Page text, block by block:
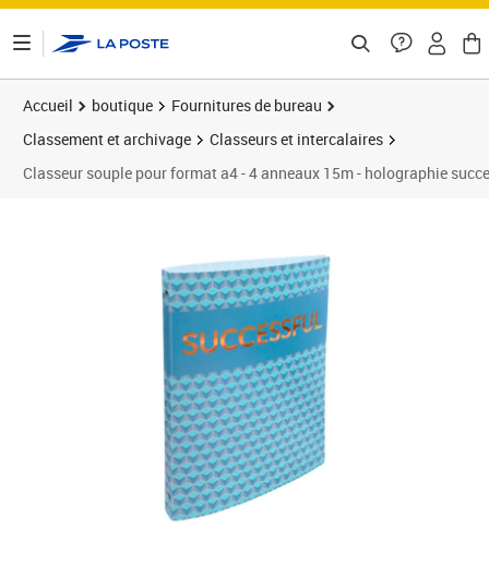
Accueil boutique
Fournitures de bureau
Classement et archivage
Classeurs et intercalaires
Classeur souple pour format a4 - 4 anneaux 15m - holographie